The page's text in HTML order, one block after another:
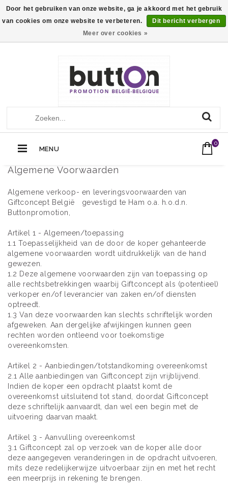
Call Us Now:+32 (0)13560051
MENU
0
Algemene Voorwaarden
Algemene verkoop- en leveringsvoorwaarden van
Giftconcept België gevestigd te Ham o.a. h.o.d.n.
Buttonpromotion,
Artikel 1 - Algemeen/toepassing
1.1 Toepasselijkheid van de door de koper gehanteerde
algemene voorwaarden wordt uitdrukkelijk van de hand
gewezen.
1.2 Deze algemene voorwaarden zijn van toepassing op
alle rechtsbetrekkingen waarbij Giftconcept als (potentieel)
verkoper en/of leverancier van zaken en/of diensten
optreedt.
1.3 Van deze voorwaarden kan slechts schriftelijk worden
afgeweken. Aan dergelijke afwijkingen kunnen geen
rechten worden ontleend voor toekomstige
overeenkomsten.
Artikel 2 - Aanbiedingen/totstandkoming overeenkomst
2.1 Alle aanbiedingen van Giftconcept zijn vrijblijvend.
Indien de koper een opdracht plaatst komt de
overeenkomst uitsluitend tot stand, doordat Giftconcept
deze schriftelijk aanvaardt, dan wel een begin met de
uitvoering daarvan maakt.
Artikel 3 - Aanvulling overeenkomst
3.1 Giftconcept zal op verzoek van de koper alle door
deze aangegeven veranderingen in de opdracht uitvoeren,
mits deze redelijkerwijze uitvoerbaar zijn en met het recht
een meerprijs in rekening te brengen.
Door het gebruiken van onze website, ga je akkoord met het gebruik
van cookies om onze website te verbeteren.
Dit bericht verbergen
Meer over cookies »